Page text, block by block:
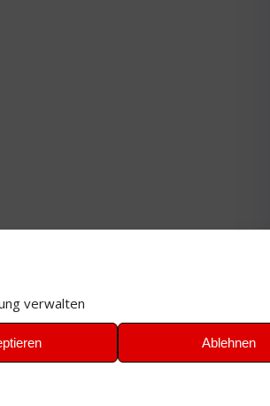
verwalten
Ablehnen